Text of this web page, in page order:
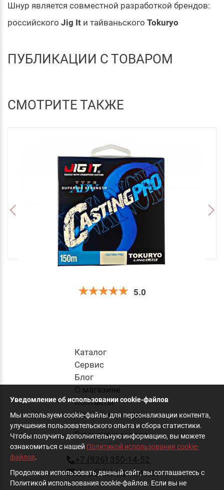
Шнур является совместной разработкой брендов:
российского Jig It и тайваньского Tokuryo
ПУБЛИКАЦИИ С ТОВАРОМ
СМОТРИТЕ ТАКЖЕ
5.0
1 800
Каталог
Cервис
Блог
О магазине
Контакты
Оплата и доставка
Гарантия и сервис
+7 (926) 350-14-52
shop@fishing-shop.ru
Уведомление об использовании cookie-файлов
Мы используем cookie-файлы для персонализации контента,
улучшения пользовательского опыта и сбора статистики.
Чтобы получить дополнительную информацию, вы можете
ознакомиться с нашей Политикой использования cookie-
файлов.
Продолжая использовать данный сайт, вы соглашаетесь с
Политикой использования cookie-файлов. Если вы не